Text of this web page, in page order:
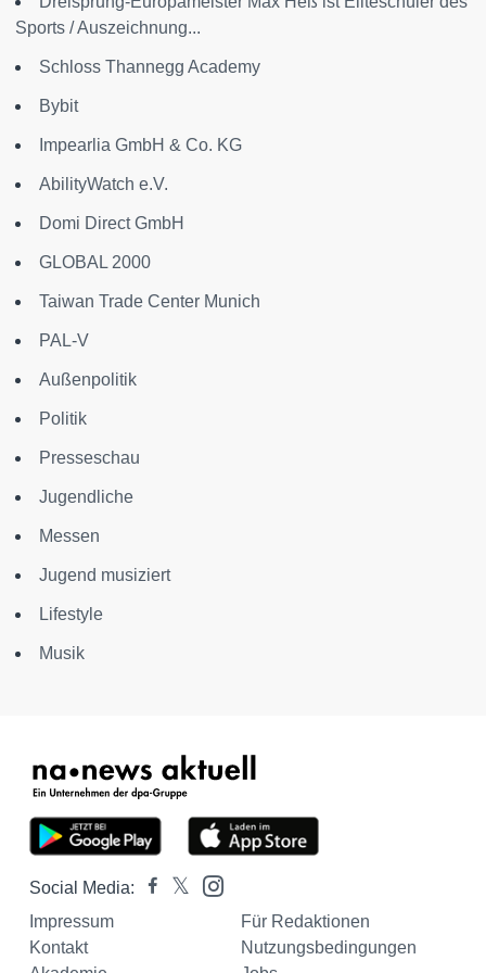
Sports / Auszeichnung...
Schloss Thannegg Academy
Bybit
Impearlia GmbH & Co. KG
AbilityWatch e.V.
Domi Direct GmbH
GLOBAL 2000
Taiwan Trade Center Munich
PAL-V
Außenpolitik
Politik
Presseschau
Jugendliche
Messen
Jugend musiziert
Lifestyle
Musik
Social Media:
Impressum
Für Redaktionen
Kontakt
Nutzungsbedingungen